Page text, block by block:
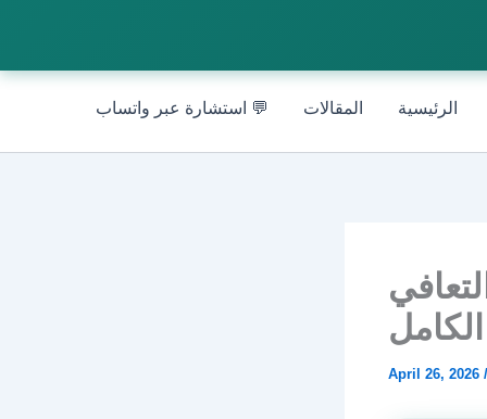
الرئيسية المقالات 💬 استشارة عبر واتساب
الكامل
/
April 26, 2026